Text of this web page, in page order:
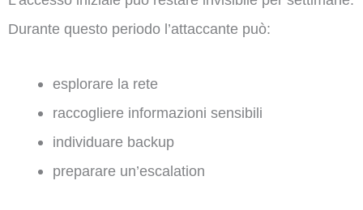
Durante questo periodo l’attaccante può:
esplorare la rete
raccogliere informazioni sensibili
individuare backup
preparare un’escalation